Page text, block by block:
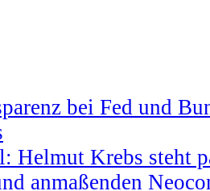
bei Fed und
Helmut Krebs steht
anmaßenden